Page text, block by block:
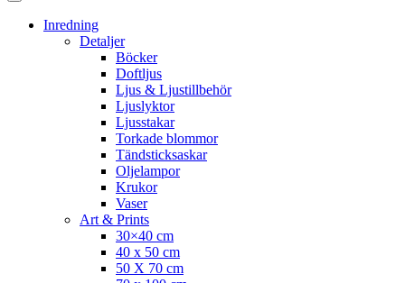
Inredning
Detaljer
Böcker
Doftljus
Ljus & Ljustillbehör
Ljuslyktor
Ljusstakar
Torkade blommor
Tändsticksaskar
Oljelampor
Krukor
Vaser
Art & Prints
30×40 cm
40 x 50 cm
50 X 70 cm